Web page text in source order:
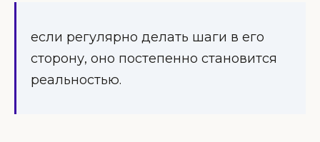
если регулярно делать шаги в его
сторону, оно постепенно становится
реальностью.